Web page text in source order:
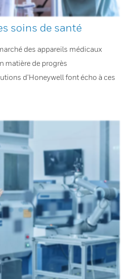
soins de santé
des appareils médicaux
matière de progrès
d’Honeywell font écho à ces